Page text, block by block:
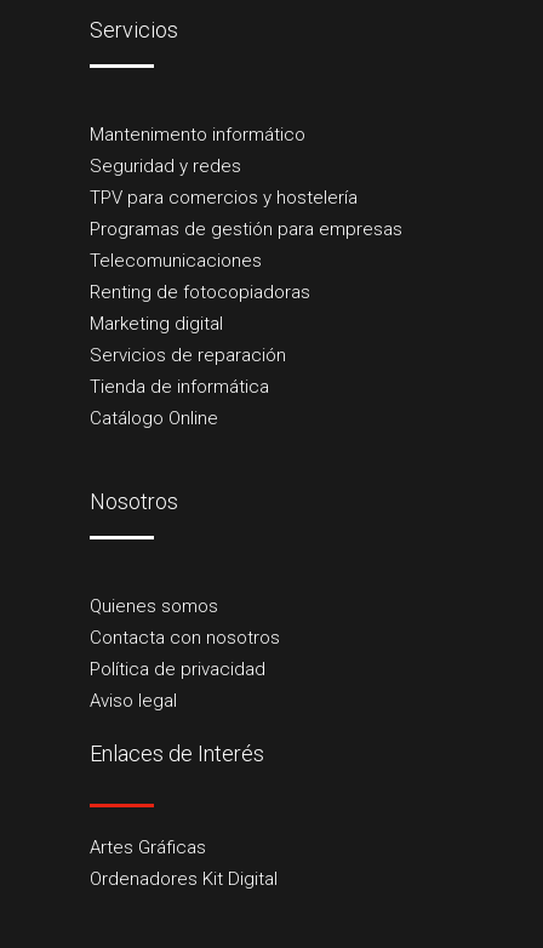
Servicios
Mantenimento informático
Seguridad y redes
TPV para comercios y hostelería
Programas de gestión para empresas
Telecomunicaciones
Renting de fotocopiadoras
Marketing digital
Servicios de reparación
Tienda de informática
Catálogo Online
Nosotros
Quienes somos
Contacta con nosotros
Política de privacidad
Aviso legal
Enlaces de Interés
Artes Gráficas
Ordenadores Kit Digital